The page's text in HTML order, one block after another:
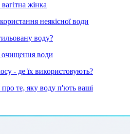
жінка
неякісної води
воду?
очищення води
- де їх використовують?
те, яку воду п'ють ваші